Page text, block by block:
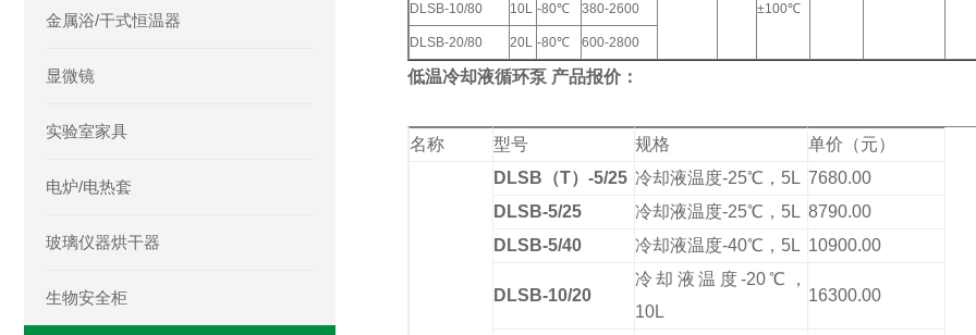
±100℃
DLSB-10/80 10L -80℃ 380-2600
DLSB-20/80 20L -80℃ 600-2800
低温冷却液循环泵 产品报价：
名称 型号 规格 单价（元）
DLSB（T）-5/25 冷却液温度-25℃，5L 7680.00
DLSB-5/25
冷却液温度-25℃，5L 8790.00
DLSB-5/40
冷却液温度-40℃，5L 10900.00
DLSB-10/20
冷却液温度-20℃，
10L
16300.00
金属浴/干式恒温器
显微镜
实验室家具
电炉/电热套
玻璃仪器烘干器
生物安全柜